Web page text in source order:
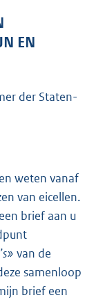
EN
der Staten-
weten vanaf
van eicellen.
brief aan u
van de
samenloop
brief een